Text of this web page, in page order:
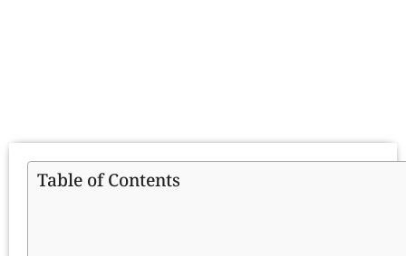
Table of Contents